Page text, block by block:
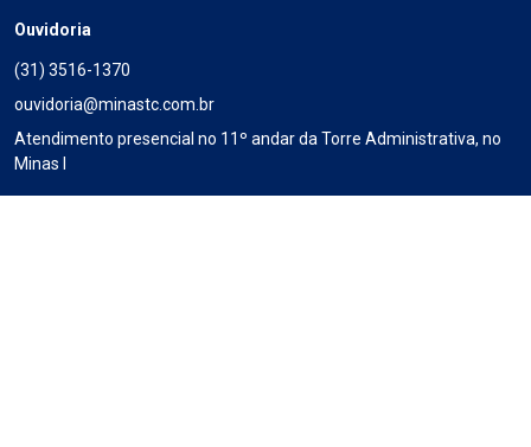
Ouvidoria
(31) 3516-1370
ouvidoria@minastc.com.br
Atendimento presencial no 11º andar da Torre Administrativa, no
Minas I